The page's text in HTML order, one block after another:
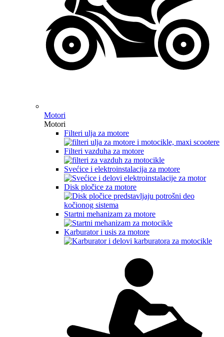
Motori
Motori
Filteri ulja za motore
Filteri vazduha za motore
Svećice i elektroinstalacija za motore
Disk pločice za motore
Startni mehanizam za motore
Karburator i usis za motore